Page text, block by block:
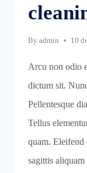
By admin 10
Arcu non odio
dictum sit.
Pellentesque
Tellus
quam. Eleifend
sagittis